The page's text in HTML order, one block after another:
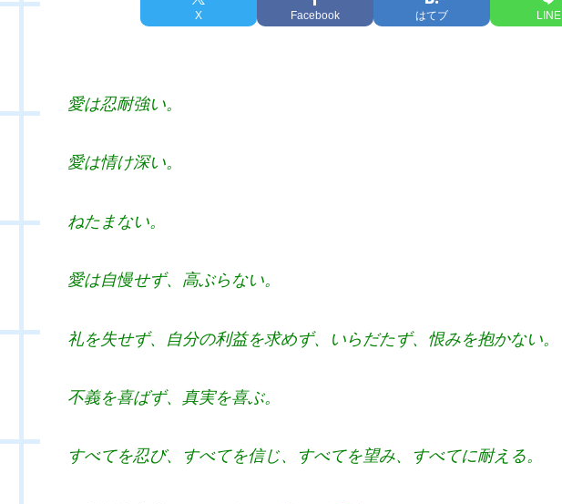
X Facebook はてブ LINE
愛は忍耐強い。
愛は情け深い。
ねたまない。
愛は自慢せず、高ぶらない。
礼を失せず、自分の利益を求めず、いらだたず、恨みを抱かない。
不義を喜ばず、真実を喜ぶ。
すべてを忍び、すべてを信じ、すべてを望み、すべてに耐える。